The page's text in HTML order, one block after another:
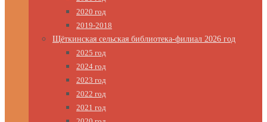
2020 год
2019-2018
Щёткинская сельская библиотека-филиал 2026 год
2025 год
2024 год
2023 год
2022 год
2021 год